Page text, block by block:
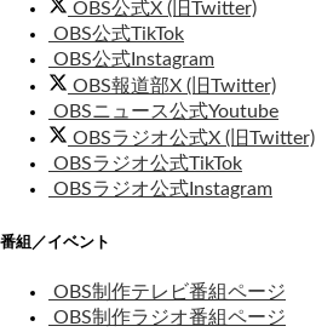
OBS公式X (旧Twitter)
OBS公式TikTok
OBS公式Instagram
OBS報道部X (旧Twitter)
OBSニュース公式Youtube
OBSラジオ公式X (旧Twitter)
OBSラジオ公式TikTok
OBSラジオ公式Instagram
番組／イベント
OBS制作テレビ番組ページ
OBS制作ラジオ番組ページ